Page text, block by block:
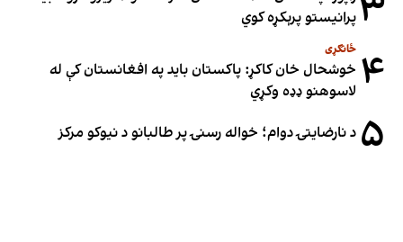
پرانیستو پرېکړه کوي
۴ ځانګړی
خوشحال خان کاکړ: پاکستان بايد په افغانستان کې له
لاسوهنو ډډه وکړي
۵ د نارضایتۍ دوام؛ خواله رسنۍ پر طالبانو د نیوکو مرکز